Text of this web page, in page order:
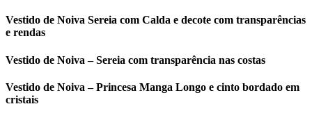
Vestido de Noiva Sereia com Calda e decote com transparências
e rendas
Vestido de Noiva – Sereia com transparência nas costas
Vestido de Noiva – Princesa Manga Longo e cinto bordado em
cristais